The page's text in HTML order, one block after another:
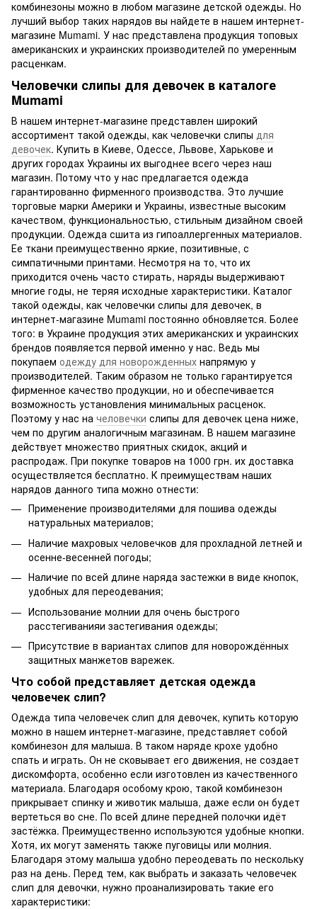
комбинезоны можно в любом магазине детской одежды. Но
лучший выбор таких нарядов вы найдете в нашем интернет-
магазине Mumami. У нас представлена продукция топовых
американских и украинских производителей по умеренным
расценкам.
Человечки слипы для девочек в каталоге
Mumami
В нашем интернет-магазине представлен широкий
ассортимент такой одежды, как человечки слипы для
девочек. Купить в Киеве, Одессе, Львове, Харькове и
других городах Украины их выгоднее всего через наш
магазин. Потому что у нас предлагается одежда
гарантированно фирменного производства. Это лучшие
торговые марки Америки и Украины, известные высоким
качеством, функциональностью, стильным дизайном своей
продукции. Одежда сшита из гипоаллергенных материалов.
Ее ткани преимущественно яркие, позитивные, с
симпатичными принтами. Несмотря на то, что их
приходится очень часто стирать, наряды выдерживают
многие годы, не теряя исходные характеристики. Каталог
такой одежды, как человечки слипы для девочек, в
интернет-магазине Mumami постоянно обновляется. Более
того: в Украине продукция этих американских и украинских
брендов появляется первой именно у нас. Ведь мы
покупаем одежду для новорожденных напрямую у
производителей. Таким образом не только гарантируется
фирменное качество продукции, но и обеспечивается
возможность установления минимальных расценок.
Поэтому у нас на человечки слипы для девочек цена ниже,
чем по другим аналогичным магазинам. В нашем магазине
действует множество приятных скидок, акций и
распродаж. При покупке товаров на 1000 грн. их доставка
осуществляется бесплатно. К преимуществам наших
нарядов данного типа можно отнести:
Применение производителями для пошива одежды
натуральных материалов;
Наличие махровых человечков для прохладной летней и
осенне-весенней погоды;
Наличие по всей длине наряда застежки в виде кнопок,
удобных для переодевания;
Использование молнии для очень быстрого
расстегиванияи застегивания одежды;
Присутствие в вариантах слипов для новорождённых
защитных манжетов варежек.
Что собой представляет детская одежда
человечек слип?
Одежда типа человечек слип для девочек, купить которую
можно в нашем интернет-магазине, представляет собой
комбинезон для малыша. В таком наряде крохе удобно
спать и играть. Он не сковывает его движения, не создает
дискомфорта, особенно если изготовлен из качественного
материала. Благодаря особому крою, такой комбинезон
прикрывает спинку и животик малыша, даже если он будет
вертеться во сне. По всей длине передней полочки идёт
застёжка. Преимущественно используются удобные кнопки.
Хотя, их могут заменять также пуговицы или молния.
Благодаря этому малыша удобно переодевать по нескольку
раз на день. Перед тем, как выбрать и заказать человечек
слип для девочки, нужно проанализировать такие его
характеристики: